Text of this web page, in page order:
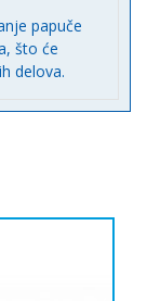
papuče
što će
delova.